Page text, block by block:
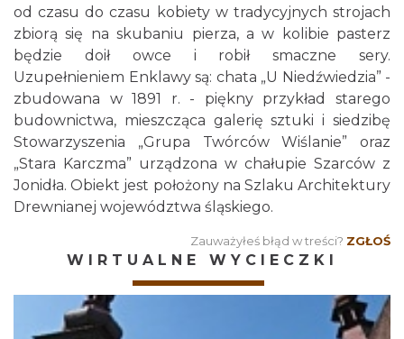
od czasu do czasu kobiety w tradycyjnych strojach
zbiorą się na skubaniu pierza, a w kolibie pasterz
będzie doił owce i robił smaczne sery.
Uzupełnieniem Enklawy są: chata „U Niedźwiedzia” -
zbudowana w 1891 r. - piękny przykład starego
budownictwa, mieszcząca galerię sztuki i siedzibę
Stowarzyszenia „Grupa Twórców Wiślanie” oraz
„Stara Karczma” urządzona w chałupie Szarców z
Jonidła. Obiekt jest położony na Szlaku Architektury
Drewnianej województwa śląskiego.
Zauważyłeś błąd w treści? ZGŁOŚ
WIRTUALNE WYCIECZKI